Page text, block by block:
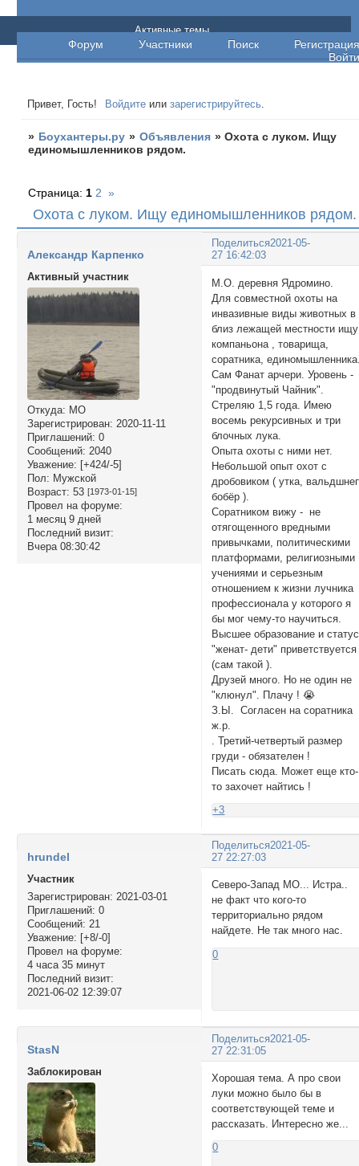
Боухантеры.ру
Форум Участники Поиск
Регистрация
Войти
Активные темы
Привет, Гость! Войдите илизарегистрируйтесь.
» Боухантеры.ру » Объявления »Охота с луком. Ищу
единомышленников рядом.
Охота с луком. Ищу единомышленников рядом.
Страница: 1 2 »
Поделиться2021-05-
27 16:42:03
Александр Карпенко
Активный участник
Откуда: МО
Зарегистрирован: 2020-11-11
Приглашений: 0
Сообщений: 2040
Уважение: [+424/-5]
Пол: Мужской
Возраст: 53 [1973-01-15]
Провел на форуме:
1 месяц 9 дней
Последний визит:
Вчера 08:30:42
М.О. деревня Ядромино.
Для совместной охоты на
инвазивные виды животных в
близ лежащей местности ищу
компаньона , товарища,
соратника,
Сам Фанат арчери. Уровень -
"продвинутый Чайник".
Стреляю 1,5 года. Имею
восемь рекурсивных и три
блочных лука.
Опыта охоты с ними нет.
Небольшой опыт охот с
дробовиком ( утка,
бобёр ).
Соратником вижу - не
отягощенного вредными
привычками, политическими
платформами, религиозными
учениями и серьезным
отношением к жизни лучника
профессионала у которого я
бы мог чему-то научиться.
Высшее образование и статус
"женат- дети" приветствуется
(сам такой ).
Друзей много. Но не один не
"клюнул". Плачу ! 😭
З.Ы. Согласен на соратника
ж.р.
. Третий-четвертый размер
груди - обязателен !
Писать сюда. Может еще кто-
то захочет найтись !
+3
Поделиться2021-05-
27 22:27:03
hrundel
Участник
Зарегистрирован: 2021-03-01
Приглашений: 0
Сообщений: 21
Уважение: [+8/-0]
Провел на форуме:
4 часа 35 минут
Последний визит:
2021-06-02 12:39:07
Северо-Запад МО... Истра..
не факт что кого-то
территориально рядом
найдете. Не так много нас.
0
Поделиться2021-05-
27 22:31:05
StasN
Заблокирован
Хорошая тема. А про свои
луки можно было бы в
соответствующей теме и
рассказать. Интересно же...
0